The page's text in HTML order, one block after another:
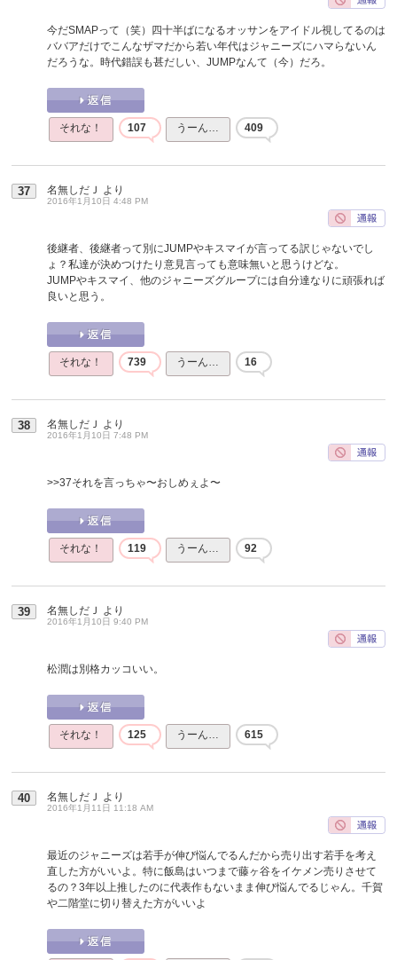
今だSMAPって（笑）四十半ばになるオッサンをアイドル視してるのは
ババアだけでこんなザマだから若い年代はジャニーズにハマらないん
だろうな。時代錯誤も甚だしい、JUMPなんて（今）だろ。
それな！ 107 うーん… 409
37 名無しだＪ より
2016年1月10日 4:48 PM
後継者、後継者って別にJUMPやキスマイが言ってる訳じゃないでし
ょ？私達が決めつけたり意見言っても意味無いと思うけどな。
JUMPやキスマイ、他のジャニーズグループには自分達なりに頑張れば
良いと思う。
それな！ 739 うーん… 16
38 名無しだＪ より
2016年1月10日 7:48 PM
>>37それを言っちゃ〜おしめぇよ〜
それな！ 119 うーん… 92
39 名無しだＪ より
2016年1月10日 9:40 PM
松潤は別格カッコいい。
それな！ 125 うーん… 615
40 名無しだＪ より
2016年1月11日 11:18 AM
最近のジャニーズは若手が伸び悩んでるんだから売り出す若手を考え
直した方がいいよ。特に飯島はいつまで藤ヶ谷をイケメン売りさせて
るの？3年以上推したのに代表作もないまま伸び悩んでるじゃん。千賀
や二階堂に切り替えた方がいいよ